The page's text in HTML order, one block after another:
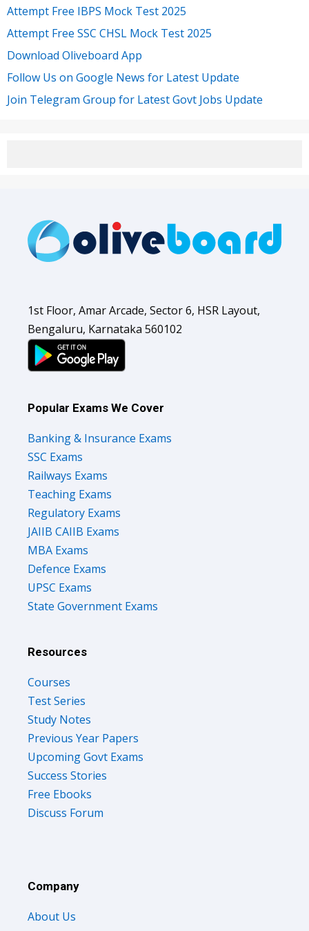
Attempt Free IBPS Mock Test 2025
Attempt Free SSC CHSL Mock Test 2025
Download Oliveboard App
Follow Us on Google News for Latest Update
Join Telegram Group for Latest Govt Jobs Update
1st Floor, Amar Arcade, Sector 6, HSR Layout,
Bengaluru, Karnataka 560102
Popular Exams We Cover
Banking & Insurance Exams
SSC Exams
Railways Exams
Teaching Exams
Regulatory Exams
JAIIB CAIIB Exams
MBA Exams
Defence Exams
UPSC Exams
State Government Exams
Resources
Courses
Test Series
Study Notes
Previous Year Papers
Upcoming Govt Exams
Success Stories
Free Ebooks
Discuss Forum
Company
About Us